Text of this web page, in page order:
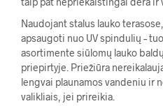
Naudojant stalus lauko
apsaugoti nuo UV spindulių –
asortimente siūlomų lauko
priepirtyje. Priežiūra
lengvai plaunamos vandeniu ir
valikliais, jei prireikia.